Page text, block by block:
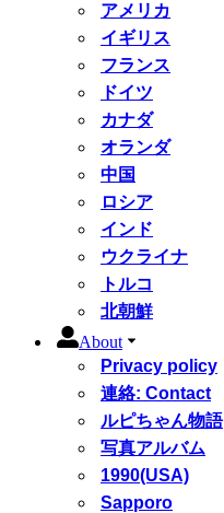
アメリカ
イギリス
フランス
ドイツ
カナダ
オランダ
中国
ロシア
インド
ウクライナ
トルコ
北朝鮮
About
Privacy policy
連絡: Contact
ルピちゃん物語
写真アルバム
1990(USA)
Sapporo